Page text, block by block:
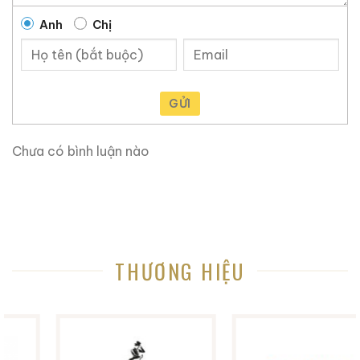
Loại rượu chưng cất: Grappa
Nguyên liệu: Bã nho
Khu vực: Veneto
Nồng độ cồn: 46%
Rượu La Premiere của nhà máy chưng cất Poli đúng
loại bã nho ngon nhất của Pháp.
Anh Chị
GỬI
Chưa có bình luận nào
THƯƠNG HIỆU